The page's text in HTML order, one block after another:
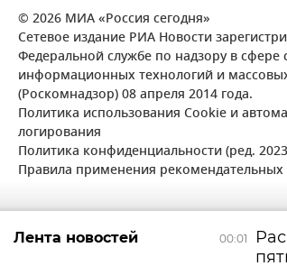
© 2026 МИА «Россия сегодня»
Сетевое издание РИА Новости
Федеральной службе по надзору в сфере
информационных технологий и
(Роскомнадзор) 08 апреля 2014 года.
Политика использования Cookie и
логирования
Политика конфиденциальности (ред.
Правила применения рекомендательных
00:01
Лента новостей